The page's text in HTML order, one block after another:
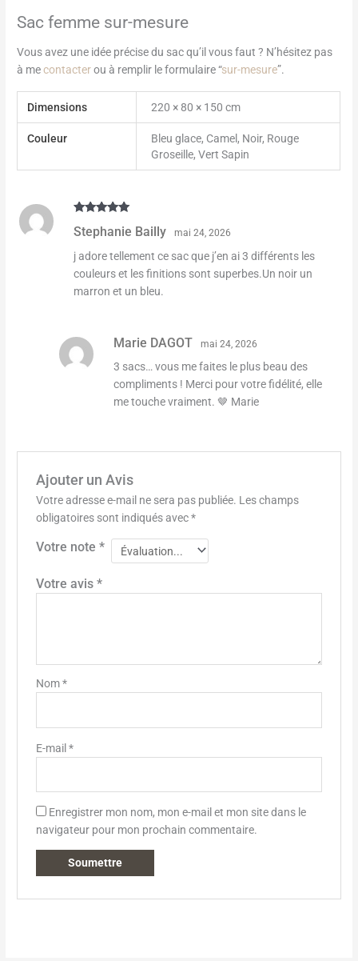
Sac femme sur-mesure
Vous avez une idée précise du sac qu’il vous faut ? N’hésitez pas
à mecontacterou à remplir le formulaire “sur-mesure”.
Dimensions 220 × 80 × 150 cm
Couleur
Bleu glace, Camel, Noir, Rouge
Groseille, Vert Sapin
5
Stephanie Bailly mai 24, 2026
j adore tellement ce sac que j’en ai 3 différents les
couleurs et les finitions sont superbes.Un noir un
marron et un bleu.
Marie DAGOT mai 24, 2026
3 sacs… vous me faites le plus beau des
compliments ! Merci pour votre fidélité, elle
me touche vraiment. 🤎 Marie
Ajouter un Avis
Votre adresse e-mail ne sera pas publiée. Les champs
obligatoires sont indiqués avec*
Votre note *
Votre avis *
Nom*
E-mail *
Enregistrer mon nom, mon e-mail et mon site dans le
navigateur pour mon prochain commentaire.